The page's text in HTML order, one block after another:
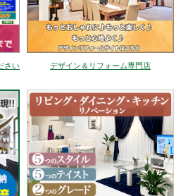
さい デザイン＆リフォーム専門店